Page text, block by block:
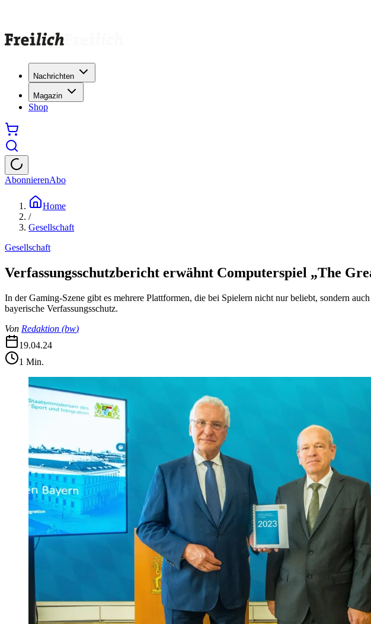
Nachrichten
Magazin
Shop
AbonnierenAbo
Home
/
Gesellschaft
Gesellschaft
Verfassungsschutzbericht erwähnt Computerspiel „The
In der Gaming-Szene gibt es mehrere Plattformen, die bei Spielern nicht nur beliebt, sondern
bayerische Verfassungsschutz.
Von Redaktion (bw)
19.04.24
1 Min.